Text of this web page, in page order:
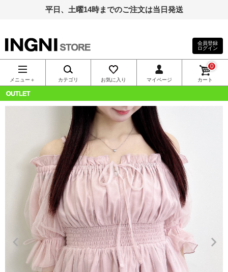
平日、土曜14時までのご注文は当日発送
INGNI（イン
グ）公式通
販｜INGNI
会員登録
ログイン
メニュー＋ カテゴリ お気に入り マイページ カート
0
OUTLET